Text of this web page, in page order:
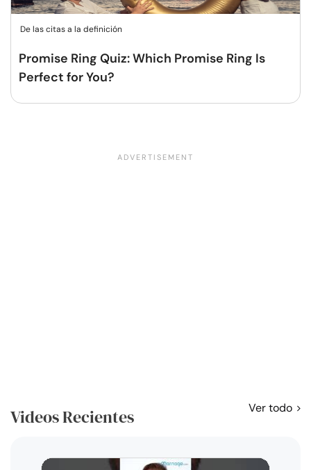
De las citas a la definición
Promise Ring Quiz: Which Promise Ring Is
Perfect for You?
Videos Recientes Ver todo